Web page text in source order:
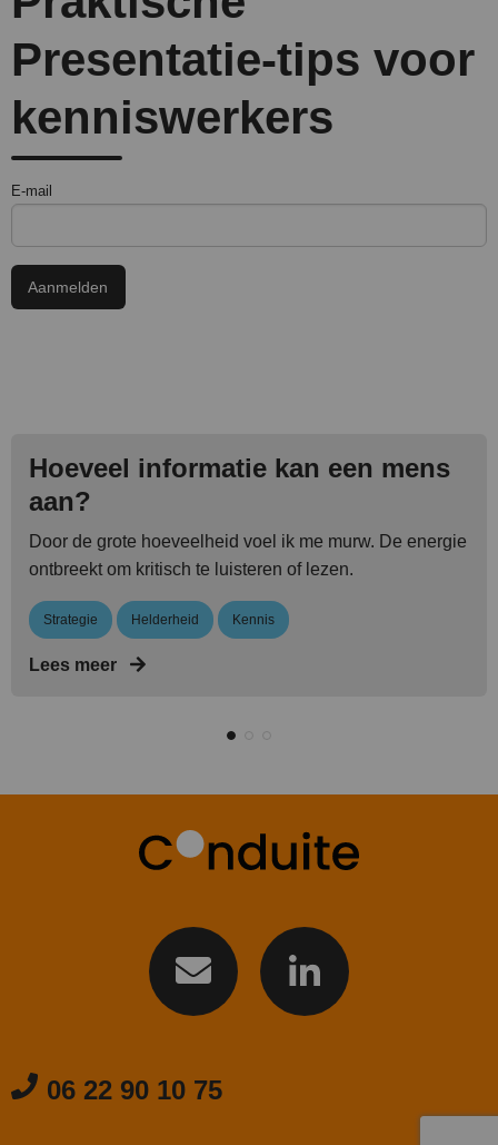
Presentatie-tips voor
kenniswerkers
E-mail
Hoeveel informatie kan een mens
aan?
Door de grote hoeveelheid voel ik me murw. De energie
ontbreekt om kritisch te luisteren of lezen.
Strategie Helderheid Kennis
Lees meer
06 22 90 10 75